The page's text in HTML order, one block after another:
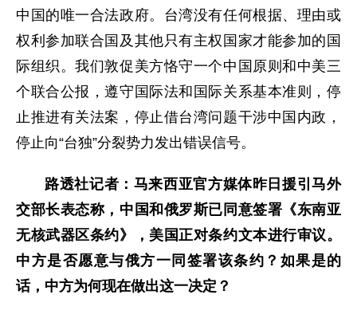
中国的唯一合法政府。台湾没有任何根据、理由或
权利参加联合国及其他只有主权国家才能参加的国
际组织。我们敦促美方恪守一个中国原则和中美三
个联合公报，遵守国际法和国际关系基本准则，停
止推进有关法案，停止借台湾问题干涉中国内政，
停止向“台独”分裂势力发出错误信号。
路透社记者：马来西亚官方媒体昨日援引马外
交部长表态称，中国和俄罗斯已同意签署《东南亚
无核武器区条约》，美国正对条约文本进行审议。
中方是否愿意与俄方一同签署该条约？如果是的
话，中方为何现在做出这一决定？